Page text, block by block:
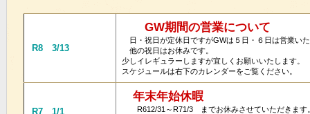
R8 3/13
GW期間の営業について
日・祝日が定休日ですがGWは５日・６日は営業い
他の祝日はお休みです。
少しイレギュラーしますが宜しくお願いいたします。
スケジュールは右下のカレンダーをご覧ください。
R7 1/1
年末年始休暇
R612/31～R71/3 までお休みさせていただきます